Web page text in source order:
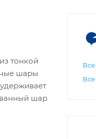
тонкой
шары
шар